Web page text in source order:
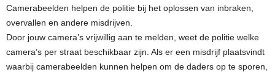
Camerabeelden helpen de politie bij het oplossen van inbraken,
overvallen en andere misdrijven.
Door jouw camera’s vrijwillig aan te melden, weet de politie welke
camera’s per straat beschikbaar zijn. Als er een misdrijf plaatsvindt
waarbij camerabeelden kunnen helpen om de daders op te sporen,